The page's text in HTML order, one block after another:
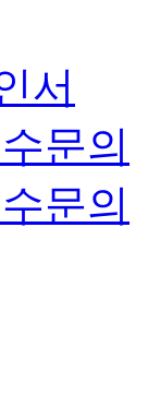
서
문의
문의